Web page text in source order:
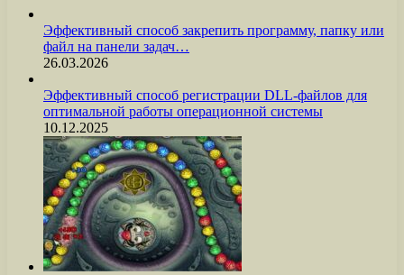
Эффективный способ закрепить программу, папку или
файл на панели задач…
26.03.2026
Эффективный способ регистрации DLL-файлов для
оптимальной работы операционной системы
10.12.2025